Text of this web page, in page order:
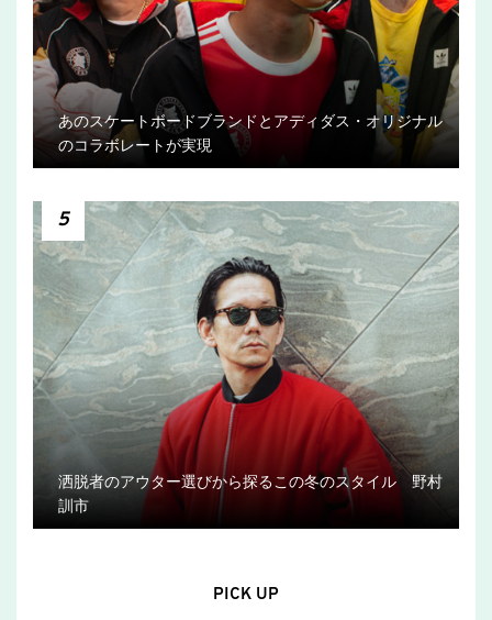
あのスケートボードブランドとアディダス・オリジナル
のコラボレートが実現
5
洒脱者のアウター選びから探るこの冬のスタイル 野村
訓市
PICK UP